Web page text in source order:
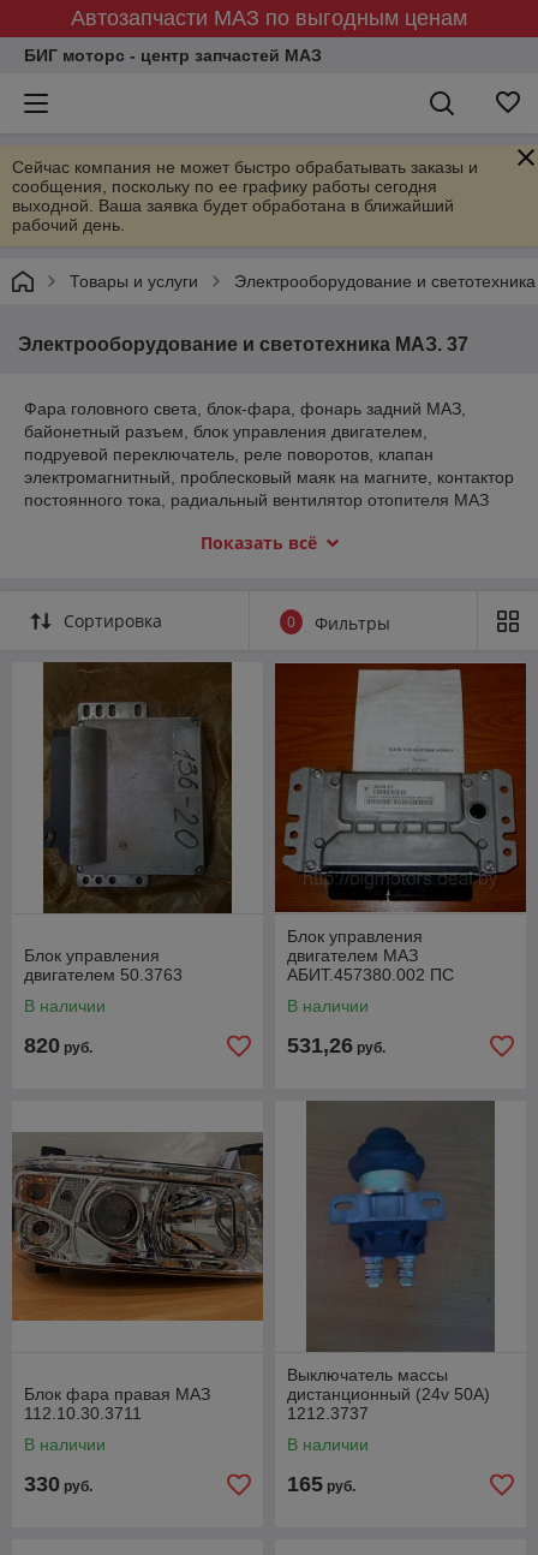
Автозапчасти МАЗ по выгодным ценам
БИГ моторс - центр запчастей МАЗ
Сейчас компания не может быстро обрабатывать заказы и
сообщения, поскольку по ее графику работы сегодня
выходной. Ваша заявка будет обработана в ближайший
рабочий день.
Товары и услуги Электрооборудование и
Электрооборудование и светотехника МАЗ. 37
Фара головного света, блок-фара, фонарь задний МАЗ,
байонетный разъем, блок управления двигателем,
подруевой переключатель, реле поворотов, клапан
электромагнитный, проблесковый маяк на магните, контактор
постоянного тока, радиальный вентилятор отопителя МАЗ
стартер МАЗ, генератор МАЗ, фонарь подсветки номерного
Показать всё
Сортировка 0 Фильтры
Блок управления
двигателем 50.3763
В наличии
820 руб.
Блок управления
двигателем МАЗ
АБИТ.457380.002 ПС
В наличии
531,26 руб.
Блок фара правая МАЗ
112.10.30.3711
В наличии
330 руб.
Выключатель массы
дистанционный (24v 50А)
1212.3737
В наличии
165 руб.